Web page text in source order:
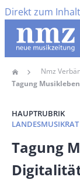
Direkt zum Inhalt
Home Nmz
HAUPTRUBRIK
Banner
Full-
Size
Tagung